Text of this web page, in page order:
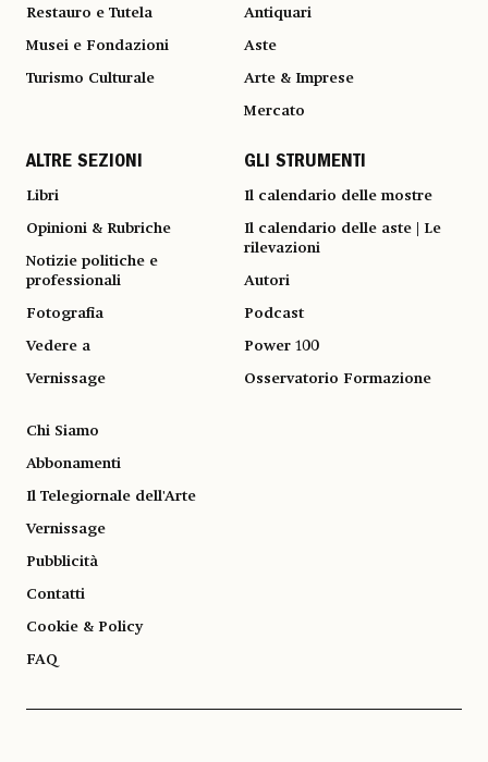
Restauro e Tutela
Musei e Fondazioni
Turismo Culturale
Antiquari
Aste
Arte & Imprese
Mercato
ALTRE SEZIONI
Libri
Opinioni & Rubriche
Notizie politiche e
professionali
Fotografia
Vedere a
Vernissage
GLI STRUMENTI
Il calendario delle mostre
Il calendario delle aste | Le
rilevazioni
Autori
Podcast
Power 100
Osservatorio Formazione
Chi Siamo
Abbonamenti
Il Telegiornale dell'Arte
Vernissage
Pubblicità
Contatti
Cookie & Policy
FAQ